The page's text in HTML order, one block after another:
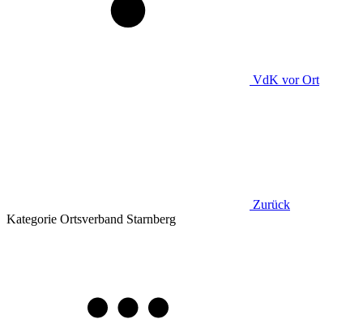
VdK vor Ort
Zurück
Kategorie Ortsverband Starnberg